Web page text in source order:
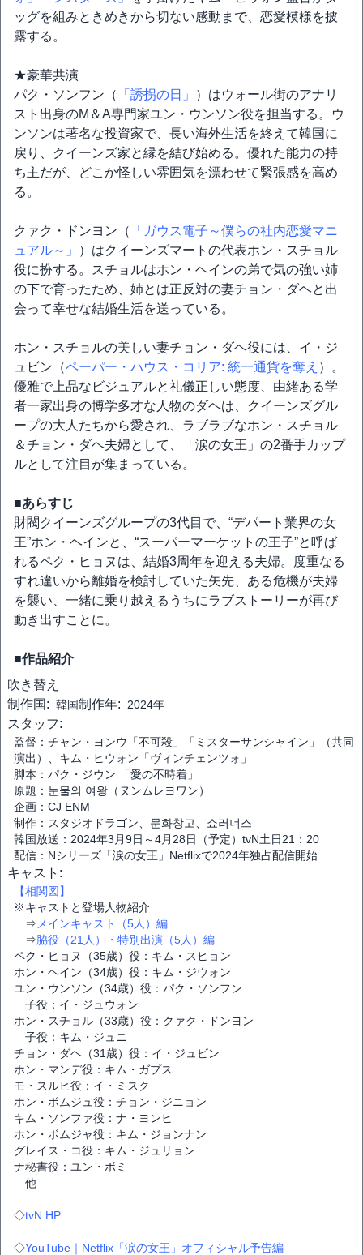
ッグを組みときめきから切ない感動まで、恋愛模様を披
露する。
★豪華共演
パク・ソンフン（
「誘拐の日」
）はウォール街のアナリ
スト出身のM＆A専門家ユン・ウンソン役を担当する。ウ
ンソンは著名な投資家で、長い海外生活を終えて韓国に
戻り、クイーンズ家と縁を結び始める。優れた能力の持
ち主だが、どこか怪しい雰囲気を漂わせて緊張感を高め
る。
クァク・ドンヨン（
「ガウス電子～僕らの社内恋愛マニ
ュアル～」
）はクイーンズマートの代表ホン・スチョル
役に扮する。スチョルはホン・ヘインの弟で気の強い姉
の下で育ったため、姉とは正反対の妻チョン・ダヘと出
会って幸せな結婚生活を送っている。
ホン・スチョルの美しい妻チョン・ダヘ役には、イ・ジ
ュビン（ペーパー・ハウス・コリア: 統一通貨を奪え ）。
優雅で上品なビジュアルと礼儀正しい態度、由緒ある学
者一家出身の博学多才な人物のダヘは、クイーンズグル
ープの大人たちから愛され、ラブラブなホン・スチョル
＆チョン・ダヘ夫婦として、「涙の女王」の2番手カップ
ルとして注目が集まっている。
■あらすじ
財閥クイーンズグループの3代目で、“デパート業界の女
王”ホン・ヘインと、“スーパーマーケットの王子”と呼ば
れるペク・ヒョヌは、結婚3周年を迎える夫婦。度重なる
すれ違いから離婚を検討していた矢先、ある危機が夫婦
を襲い、一緒に乗り越えるうちにラブストーリーが再び
動き出すことに。
■作品紹介
吹き替え
制作国: 韓国制作年: 2024年
スタッフ:
監督：チャン・ヨンウ「不可殺」「ミスターサンシャイン」（共同
演出）、キム・ヒウォン「ヴィンチェンツォ」
脚本：パク・ジウン 「愛の不時着」
原題：눈물의 여왕（ヌンムレヨワン）
企画：CJ ENM
制作：スタジオドラゴン、문화창고、쇼러너스
韓国放送：2024年3月9日～4月28日（予定）tvN土日21：20
配信：Nシリーズ「涙の女王」Netflixで2024年独占配信開始
キャスト:
【相関図】
※キャストと登場人物紹介
⇒ メインキャスト（5人）編
⇒脇役（21人）・特別出演（5人）編
ペク・ヒョヌ（35歳）役：キム・スヒョン
ホン・ヘイン（34歳）役：キム・ジウォン
ユン・ウンソン（34歳）役：パク・ソンフン
子役：イ・ジュウォン
ホン・スチョル（33歳）役：クァク・ドンヨン
子役：キム・ジュニ
チョン・ダヘ（31歳）役：イ・ジュビン
ホン・マンデ役：キム・ガプス
モ・スルヒ役：イ・ミスク
ホン・ボムジュ役：チョン・ジニョン
キム・ソンファ役：ナ・ヨンヒ
ホン・ボムジャ役：キム・ジョンナン
グレイス・コ役：キム・ジュリョン
ナ秘書役：ユン・ボミ
他
◇tvN HP
◇YouTube｜Netflix「涙の女王」オフィシャル予告編